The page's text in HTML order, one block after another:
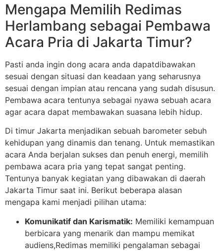
Mengapa Memilih Redimas
Herlambang sebagai Pembawa
Acara Pria di Jakarta Timur?
Pasti anda ingin dong acara anda dapatdibawakan
sesuai dengan situasi dan keadaan yang seharusnya
sesuai dengan impian atau rencana yang sudah disusun.
Pembawa acara tentunya sebagai nyawa sebuah acara
agar acara dapat membawakan suasana lebih hidup.
Di timur Jakarta menjadikan sebuah barometer sebuh
kehidupan yang dinamis dan tenang. Untuk memastikan
acara Anda berjalan sukses dan penuh energi, memilih
pembawa acara pria yang tepat sangat penting.
Tentunya banyak kegiatan yang dibawakan di daerah
Jakarta Timur saat ini. Berikut beberapa alasan
mengapa kami menjadi pilihan utama:
Komunikatif dan Karismatik: Memiliki kemampuan
berbicara yang menarik dan mampu memikat
audiens,Redimas memiliki pengalaman sebagai